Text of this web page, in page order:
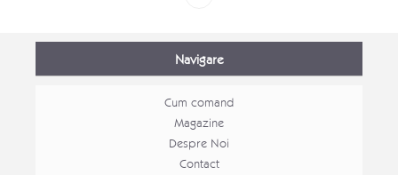
Navigare
Cum comand
Magazine
Despre Noi
Contact